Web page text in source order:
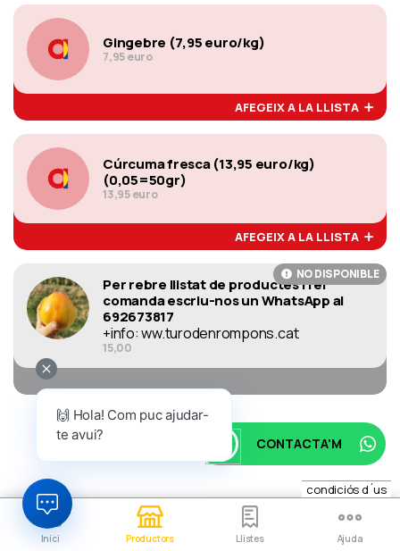
Gingebre (7,95 euro/kg)
7,95 euro
AFEGEIX A LA LLISTA
Cúrcuma fresca (13,95 euro/kg)
(0,05=50gr)
13,95 euro
AFEGEIX A LA LLISTA
NO DISPONIBLE
Per rebre llistat de productes i fer
comanda escriu-nos un WhatsApp al
692673817
+info: ww.turodenrompons.cat
15,00
condiciós d´us
Inici Productors Llistes Ajuda
CONTACTA'M
🙌 Hola! Com puc ajudar-
te avui?